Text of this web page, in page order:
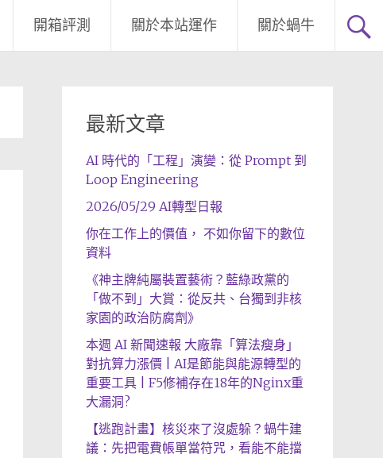
開箱評測 關於本站運作 關於蝸牛
最新文章
AI 時代的「工程」演變：從 Prompt 到
Loop Engineering
2026/05/29 AI轉型日報
你在工作上的價值， 不如你留下的數位
資料
《神主牌純屬裝置藝術？藍綠政黨的
「做不到」大賞：從反共、台獨到非核
家園的政治防腐劑》
本週 AI 新聞速報 大廠靠「算法瘦身」
對抗算力漲價 | AI是節能與能源轉型的
重要工具 | F5修補存在18年的Nginx重
大漏洞?
【逃跑計畫】核災來了沒處躲？蝸牛建
議：先把電費帳單當符咒，看能不能擋